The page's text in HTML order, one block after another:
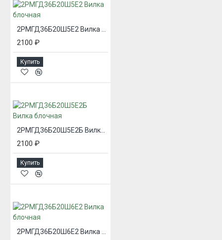
2100 ₽
Купить
2РМГД36Б20Ш5Е2Б Вилка блочная
2100 ₽
Купить
2РМГД36Б20Ш6Е2 Вилка блочная